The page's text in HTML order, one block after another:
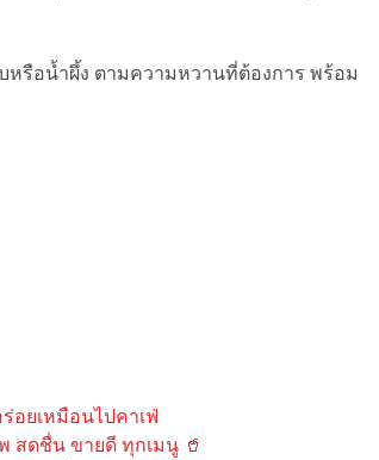
รือน้ำผึ้ง ตามความหวานที่ต้องการ พร้อม
อยเหมือนไปคาเฟ่
สดชื่น ขายดี ทุกเมนู 🥤